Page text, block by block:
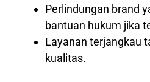
Perlindungan brand
bantuan hukum jika
Layanan terjangkau
kualitas.